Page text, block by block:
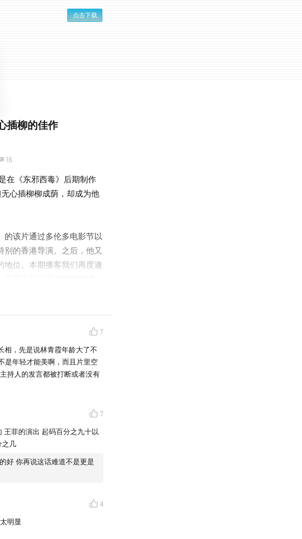
点击下载
插柳的佳作
16
在《东邪西毒》后期制作
心插柳柳成荫，却成为他
的该片通过多伦多电影节以
的香港导演。之后，他又
地位。本期播客我们再度邀
7
相，先是说林青霞年龄大了不
是年轻才能美啊，而且片里空
持人的发言都被打断或者没有
7
菲的演出 起码百分之九十以
之几
好 你再说这话难道不是更是
4
明显